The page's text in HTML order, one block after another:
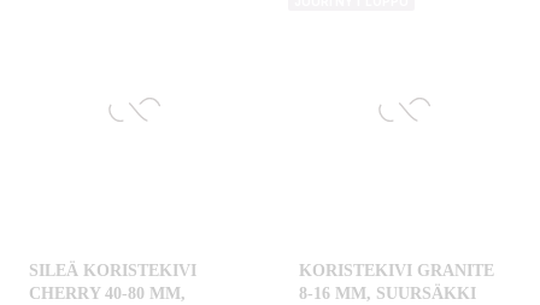
SILEÄ KORISTEKIVI
CHERRY 40-80 MM,
KORISTEKIVI GRANITE
8-16 MM, SUURSÄKKI